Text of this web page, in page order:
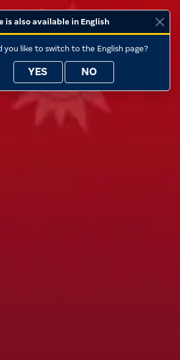
is also available in English
you like to switch to the English page?
YES NO